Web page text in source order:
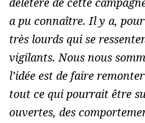
a pu connaître. Il y a,
très lourds qui se
vigilants. Nous nous
l’idée est de faire
tout ce qui pourrait être
ouvertes, des